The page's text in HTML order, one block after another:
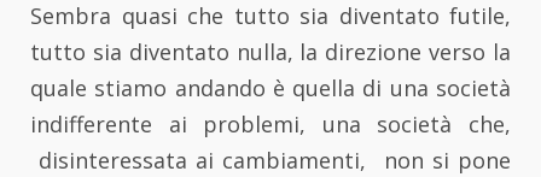
Sembra quasi che tutto sia diventato futile,
tutto sia diventato nulla, la direzione verso la
quale stiamo andando è quella di una società
indifferente ai problemi, una società che,
disinteressata ai cambiamenti, non si pone